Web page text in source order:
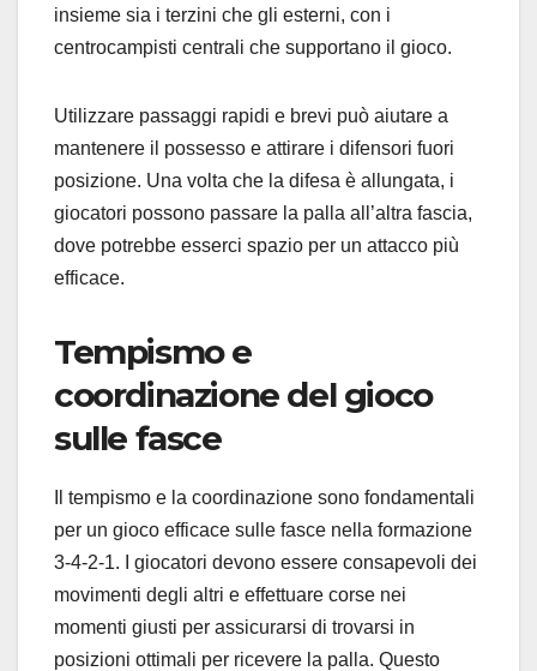
insieme sia i terzini che gli esterni, con i
centrocampisti centrali che supportano il gioco.
Utilizzare passaggi rapidi e brevi può aiutare a
mantenere il possesso e attirare i difensori fuori
posizione. Una volta che la difesa è allungata, i
giocatori possono passare la palla all’altra fascia,
dove potrebbe esserci spazio per un attacco più
efficace.
Tempismo e
coordinazione del gioco
sulle fasce
Il tempismo e la coordinazione sono fondamentali
per un gioco efficace sulle fasce nella formazione
3-4-2-1. I giocatori devono essere consapevoli dei
movimenti degli altri e effettuare corse nei
momenti giusti per assicurarsi di trovarsi in
posizioni ottimali per ricevere la palla. Questo